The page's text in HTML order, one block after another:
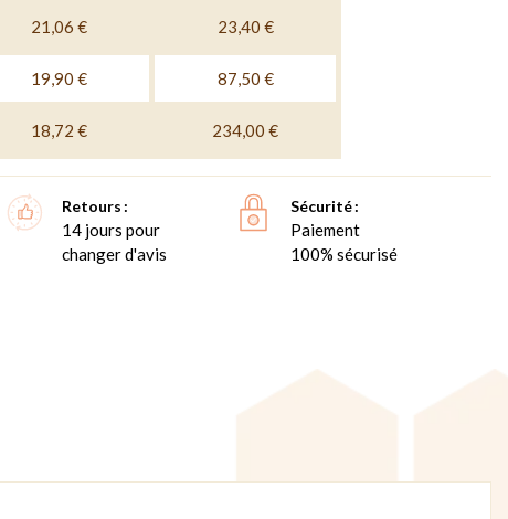
21,06 € 23,40 €
19,90 € 87,50 €
18,72 € 234,00 €
Retours
14 jours pour
changer d'avis
Sécurité
Paiement
100% sécurisé